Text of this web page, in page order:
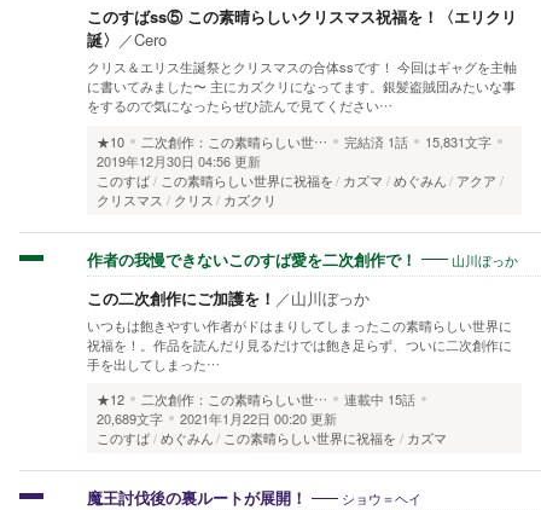
このすばss⑤ この素晴らしいクリスマス祝福を！〈エリクリ
誕〉 ／Cero
クリス＆エリス生誕祭とクリスマスの合体ssです！ 今回はギャグを主軸
に書いてみました〜 主にカズクリになってます。銀髪盗賊団みたいな事
をするので気になったらぜひ読んで見てください…
★10
二次創作：この素晴らしい世… 完結済 1話
15,831文字
2019年12月30日 04:56 更新
このすば
この素晴らしい世界に祝福を カズマ めぐみん
アクア
クリスマス
クリス カズクリ
作者の我慢できないこのすば愛を二次創作で！ 山川ぼっか
この二次創作にご加護を！ ／山川ぼっか
いつもは飽きやすい作者がドはまりしてしまったこの素晴らしい世界に
祝福を！。作品を読んだり見るだけでは飽き足らず、ついに二次創作に
手を出してしまった…
★12
二次創作：この素晴らしい世… 連載中 15話
20,689文字
2021年1月22日 00:20 更新
このすば めぐみん この素晴らしい世界に祝福を カズマ
魔王討伐後の裏ルートが展開！ ショウ＝ヘイ